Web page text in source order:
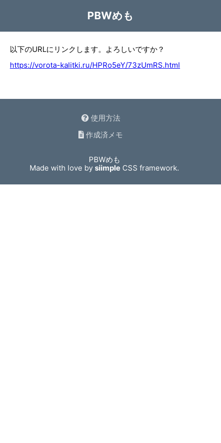
PBWめも
以下のURLにリンクします。よろしいですか？
https://vorota-kalitki.ru/HPRo5eY/73zUmRS.html
使用方法
作成済メモ
PBWめも
Made with love bysiimple CSS framework.